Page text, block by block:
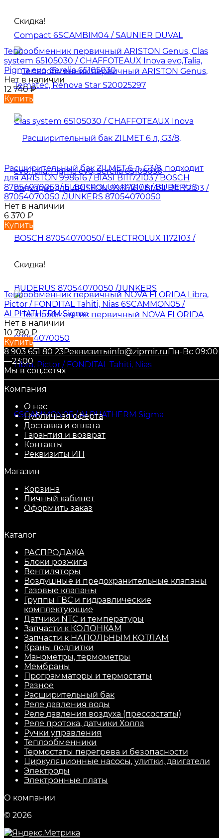
Скидка!
Теплообменник первичный ARISTON Genus, Clas
system 65105030 / CHAFFOTEAUX Inova evo,Talia,
Pigma evo, Serelia 65105030
Нет в наличии
12 740₽
Купить
Расширительный бак ZILMET 6 л, G3/8, подходит
для ARISTON 998616 / BIASI BI1172103 / BOSCH
87054070050/ ELECTROLUX 1172103 / BUDERUS
87054070050 /JUNKERS 87054070050
Нет в наличии
6 370 ₽
Купить
Скидка!
Теплообменник первичный NOVA FLORIDA Libra,
Pictor / FONDITAL Tahiti, Nias 6SCAMMON05 /
ALPHATHERM Sigma
Нет в наличии
10 780₽
Купить
8 903 651 80 23Реквизитыinfo@zipmir.ru Пн-Вс 09:00
—23:00
Мы в соц.сетях
Компания
О нас
Публичная оферта
Доставка и оплата
Гарантия и возврат
Контакты
Реквизиты ИП
Магазин
Корзина
Личный кабинет
Оформить заказ
Каталог
РАСПРОДАЖА
Блоки розжига
Вентиляторы
Воздушные и предохранительные клапаны
Газовые клапаны
Группы ГВС и гидравлические
комплектующие
Датчики NTC и температуры
Запчасти к КОЛОНКАМ
Запчасти к НАПОЛЬНЫМ КОТЛАМ
Краны подпитки
Манометры, термометры
Мембраны
Программаторы и термостаты
Разное
Расширительный бак
Реле давления воды
Реле давления воздуха (прессостаты)
Реле протока, датчики Холла
Ручки управления
Теплообменники
Термостаты перегрева и безопасности
Циркуляционные насосы, улитки, двигатели
Электроды
Электронные платы
О компании
© 2026